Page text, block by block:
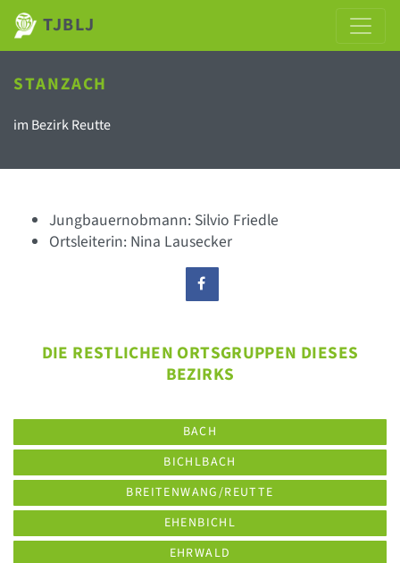
TJBLJ
STANZACH
im Bezirk Reutte
Jungbauernobmann: Silvio Friedle
Ortsleiterin: Nina Lausecker
DIE RESTLICHEN ORTSGRUPPEN DIESES
BEZIRKS
BACH
BICHLBACH
BREITENWANG/REUTTE
EHENBICHL
EHRWALD